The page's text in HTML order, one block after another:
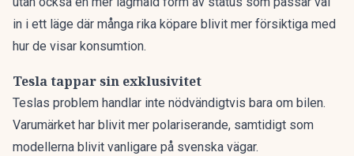
in i ett läge där många rika köpare blivit mer försiktiga med
hur de visar konsumtion.
Tesla tappar sin exklusivitet
Teslas problem handlar inte nödvändigtvis bara om bilen.
Varumärket har blivit mer polariserande, samtidigt som
modellerna blivit vanligare på svenska vägar.